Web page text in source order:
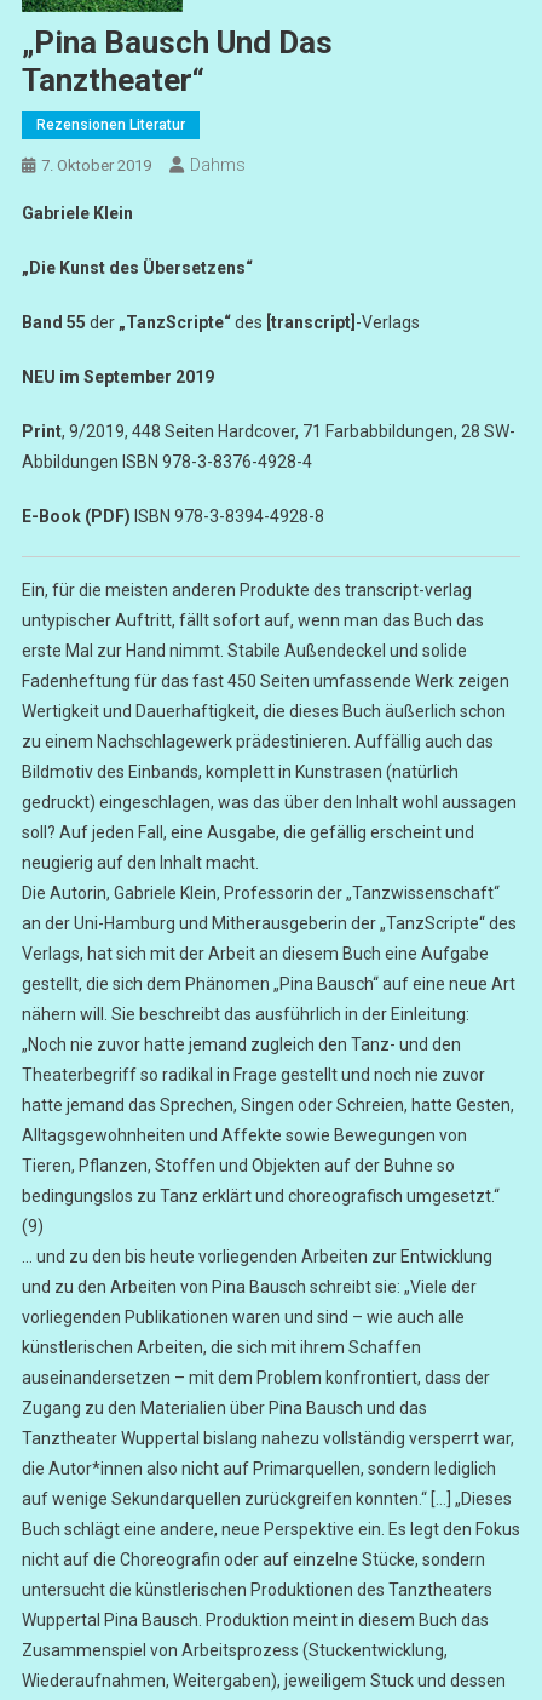
„Pina Bausch Und Das
Tanztheater“
Rezensionen Literatur
7. Oktober 2019 Dahms
Gabriele Klein
„Die Kunst des Übersetzens“
Band 55 der „TanzScripte“des [transcript] -Verlags
NEU im September 2019
Print, 9/2019, 448 Seiten Hardcover, 71 Farbabbildungen, 28 SW-
Abbildungen ISBN 978-3-8376-4928-4
E-Book (PDF) ISBN 978-3-8394-4928-8
Ein, für die meisten anderen Produkte des transcript-verlag
untypischer Auftritt, fällt sofort auf, wenn man das Buch das
erste Mal zur Hand nimmt. Stabile Außendeckel und solide
Fadenheftung für das fast 450 Seiten umfassende Werk zeigen
Wertigkeit und Dauerhaftigkeit, die dieses Buch äußerlich schon
zu einem Nachschlagewerk prädestinieren. Auffällig auch das
Bildmotiv des Einbands, komplett in Kunstrasen (natürlich
gedruckt) eingeschlagen, was das über den Inhalt wohl aussagen
soll? Auf jeden Fall, eine Ausgabe, die gefällig erscheint und
neugierig auf den Inhalt macht.
Die Autorin, Gabriele Klein, Professorin der „Tanzwissenschaft“
an der Uni-Hamburg und Mitherausgeberin der „TanzScripte“ des
Verlags, hat sich mit der Arbeit an diesem Buch eine Aufgabe
gestellt, die sich dem Phänomen „Pina Bausch“ auf eine neue Art
nähern will. Sie beschreibt das ausführlich in der Einleitung:
„Noch nie zuvor hatte jemand zugleich den Tanz- und den
Theaterbegriff so radikal in Frage gestellt und noch nie zuvor
hatte jemand das Sprechen, Singen oder Schreien, hatte Gesten,
Alltagsgewohnheiten und Affekte sowie Bewegungen von
Tieren, Pflanzen, Stoffen und Objekten auf der Buhne so
bedingungslos zu Tanz erklärt und choreografisch umgesetzt.“
(9)
… und zu den bis heute vorliegenden Arbeiten zur Entwicklung
und zu den Arbeiten von Pina Bausch schreibt sie: „Viele der
vorliegenden Publikationen waren und sind – wie auch alle
künstlerischen Arbeiten, die sich mit ihrem Schaffen
auseinandersetzen – mit dem Problem konfrontiert, dass der
Zugang zu den Materialien über Pina Bausch und das
Tanztheater Wuppertal bislang nahezu vollständig versperrt war,
die Autor*innen also nicht auf Primarquellen, sondern lediglich
auf wenige Sekundarquellen zurückgreifen konnten.“ […] „Dieses
Buch schlägt eine andere, neue Perspektive ein. Es legt den Fokus
nicht auf die Choreografin oder auf einzelne Stücke, sondern
untersucht die künstlerischen Produktionen des Tanztheaters
Wuppertal Pina Bausch. Produktion meint in diesem Buch das
Zusammenspiel von Arbeitsprozess (Stuckentwicklung,
Wiederaufnahmen, Weitergaben), jeweiligem Stuck und dessen